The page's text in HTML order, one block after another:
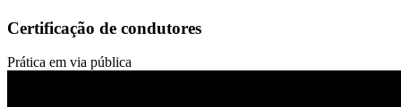
Certificação de condutores
Prática em via pública